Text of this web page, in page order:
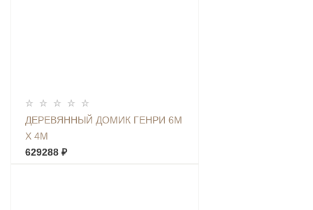
ДЕРЕВЯННЫЙ ДОМИК ГЕНРИ 6М
Х 4М
629288 ₽